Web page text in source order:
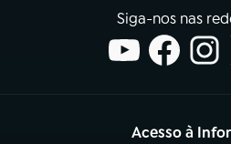
Siga-nos nas
Acesso à